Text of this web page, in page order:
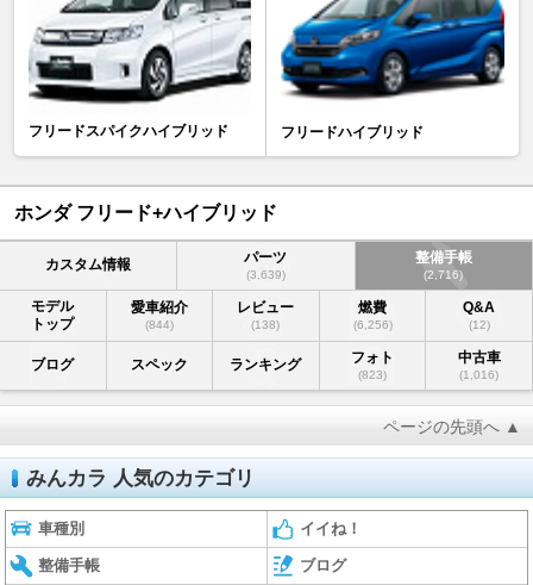
フリードスパイクハイブリッド フリードハイブリッド
ホンダ フリード+ハイブリッド
カスタム情報 パーツ
(3,639)
整備手帳
(2,716)
モデル
トップ
愛車紹介
(844)
レビュー
(138)
燃費
(6,256)
Q&A
(12)
ブログ スペック ランキング フォト
(823)
中古車
(1,016)
ページの先頭へ ▲
みんカラ 人気のカテゴリ
車種別 イイね！
整備手帳 ブログ